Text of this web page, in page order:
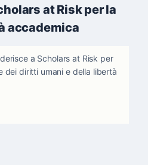
at Risk per la
accademica
a Scholars at Risk per
dei diritti umani e della libertà